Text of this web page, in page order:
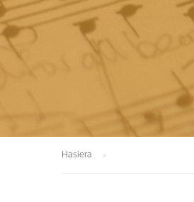
Hasiera